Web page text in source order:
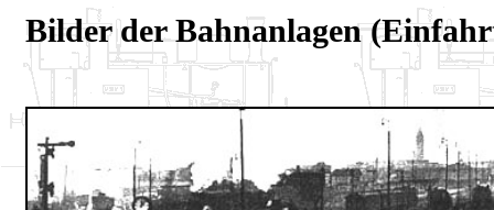
Bilder der Bahnanlagen